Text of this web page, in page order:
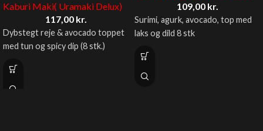
Kaburi Maki( Uramaki Delux)
117,00 kr.
Dybstegt reje & avocado toppet
med tun og spicy dip (8 stk.)
109,00 kr.
Surimi, agurk, avocado, top med
laks og dild 8 stk